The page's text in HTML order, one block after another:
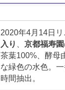
2020年4月14日リ
入り
京都福寿園
茶葉100%、酵母
な緑色の水色。
時間抽出。